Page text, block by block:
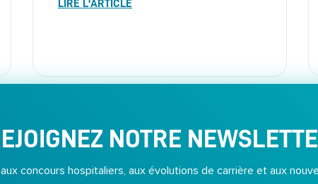
LIRE L'ARTICLE
NOTRE
concours hospitaliers, aux évolutions de carrière et aux